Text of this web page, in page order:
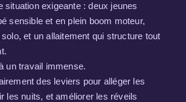
situation exigeante : deux jeunes
sensible et en plein boom moteur,
et un allaitement qui structure tout
un travail immense.
des leviers pour alléger les
les nuits, et améliorer les réveils